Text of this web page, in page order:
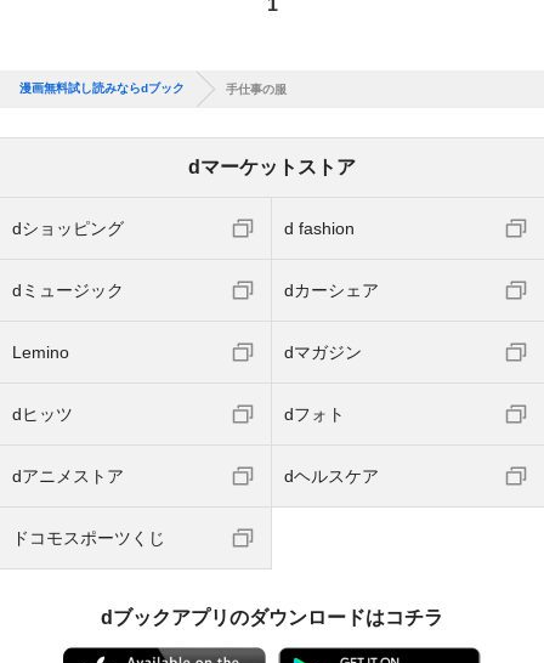
漫画無料試し読みならdブック 手仕事の服
dマーケットストア
dショッピング d fashion
dミュージック dカーシェア
Lemino dマガジン
dヒッツ dフォト
dアニメストア dヘルスケア
ドコモスポーツくじ
dブックアプリのダウンロードはコチラ